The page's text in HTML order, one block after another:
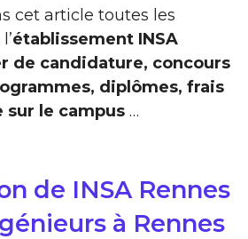
cet article toutes les
établissement INSA
de candidature, concours
diplômes, frais
sur le campus …
de INSA Rennes
à Rennes